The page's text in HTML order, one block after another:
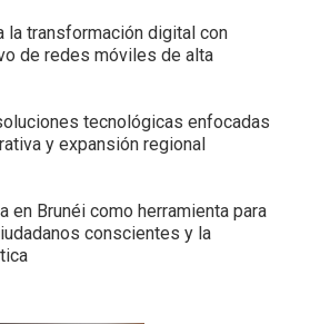
la transformación digital con
de redes móviles de alta
tecnológicas enfocadas
y expansión regional
en Brunéi como herramienta para
conscientes y la